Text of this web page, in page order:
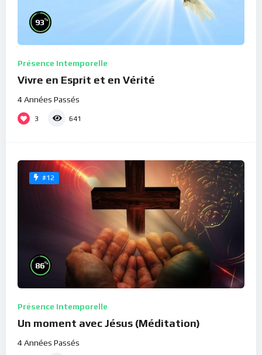
93%
Présence Intemporelle
Vivre en Esprit et en Vérité
4 Années Passés
3 641
#12
86%
Présence Intemporelle
Un moment avec Jésus (Méditation)
4 Années Passés